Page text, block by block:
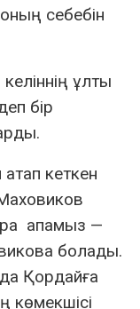
себебін
ұлты
бір
кеткен
апамыз —
болады.
Қордайға
көмекшісі